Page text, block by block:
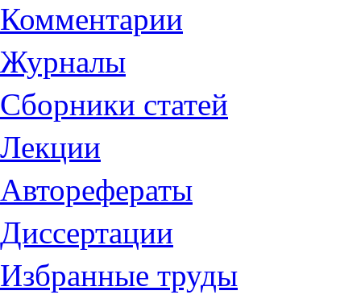
Комментарии
Журналы
Сборники статей
Лекции
Авторефераты
Диссертации
Избранные труды